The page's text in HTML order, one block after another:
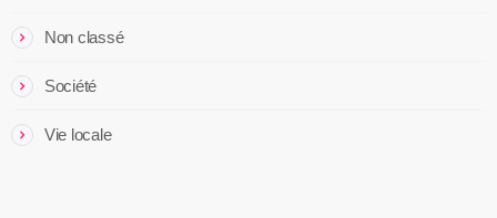
Non classé
Société
Vie locale